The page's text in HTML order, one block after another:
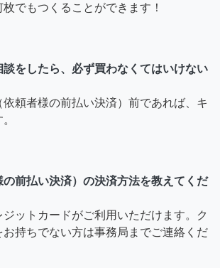
でもつくることができます！
をしたら、必ず買わなくてはいけない
頼者様の前払い決済）前であれば、キ
前払い決済）の決済方法を教えてくだ
ットカードがご利用いただけます。ク
お持ちでない方は事務局までご連絡くだ